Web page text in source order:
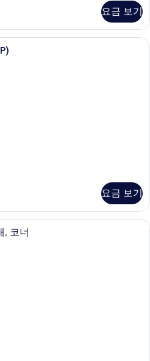
요금 보기
요금 보기
샤워 시설, 레인폴 샤워기, 고급 세면용
, 코너